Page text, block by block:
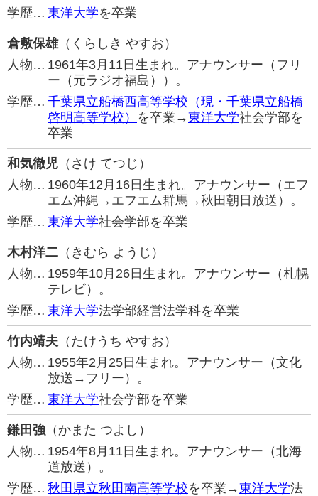
学歴… 東洋大学を卒業
倉敷保雄（くらしき やすお）
人物… 1961年3月11日生まれ。アナウンサー（フリ
ー（元ラジオ福島））。
学歴… 千葉県立船橋西高等学校（現・千葉県立船橋
啓明高等学校） を卒業→東洋大学社会学部を
卒業
和気徹児 （さけ てつじ）
人物… 1960年12月16日生まれ。アナウンサー（エフ
エム沖縄→エフエム群馬→秋田朝日放送）。
学歴… 東洋大学社会学部を卒業
木村洋二 （きむら ようじ）
人物… 1959年10月26日生まれ。アナウンサー（札幌
テレビ）。
学歴… 東洋大学法学部経営法学科を卒業
竹内靖夫 （たけうち やすお）
人物… 1955年2月25日生まれ。アナウンサー（文化
放送→フリー）。
学歴… 東洋大学社会学部を卒業
鎌田強 （かまた つよし）
人物… 1954年8月11日生まれ。アナウンサー（北海
道放送）。
学歴… 秋田県立秋田南高等学校を卒業→東洋大学法